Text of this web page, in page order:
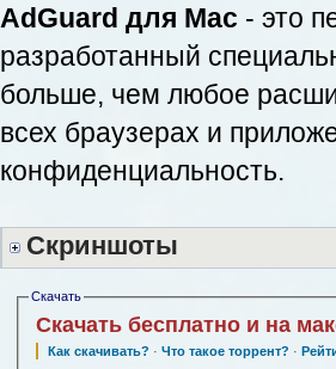
AdGuard для Mac - это
разработанный
больше, чем любое
всех браузерах и
конфиденциальность.
Скриншоты
Скачать
Скачать бесплатно и на
Как скачивать? · Что такое торрент? ·